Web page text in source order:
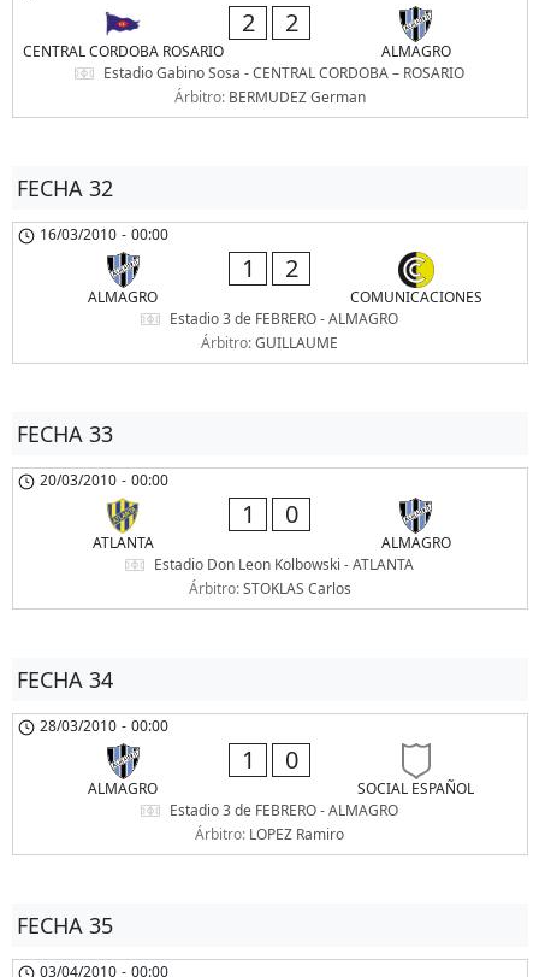
CENTRAL CORDOBA ROSARIO
2 2
ALMAGRO
Estadio Gabino Sosa - CENTRAL CORDOBA – ROSARIO
Árbitro: BERMUDEZ German
FECHA 32
16/03/2010 - 00:00
ALMAGRO
1 2
COMUNICACIONES
Estadio 3 de FEBRERO - ALMAGRO
Árbitro:GUILLAUME
FECHA 33
20/03/2010 - 00:00
ATLANTA
1 0
ALMAGRO
Estadio Don Leon Kolbowski - ATLANTA
Árbitro:STOKLAS Carlos
FECHA 34
28/03/2010 - 00:00
ALMAGRO
1 0
SOCIAL ESPAÑOL
Estadio 3 de FEBRERO - ALMAGRO
Árbitro: LOPEZ Ramiro
FECHA 35
03/04/2010 - 00:00